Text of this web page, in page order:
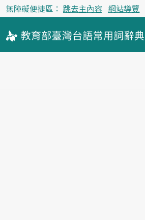
無障礙便捷區： 跳去主內容 網站導覽
教育部臺灣台語常用詞辭典